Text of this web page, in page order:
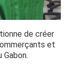
de créer
et